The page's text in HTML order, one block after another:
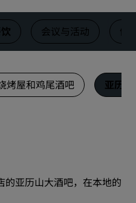
会议与活动 健
烤屋和鸡尾酒吧 亚历
的亚历山大酒吧，在本地的